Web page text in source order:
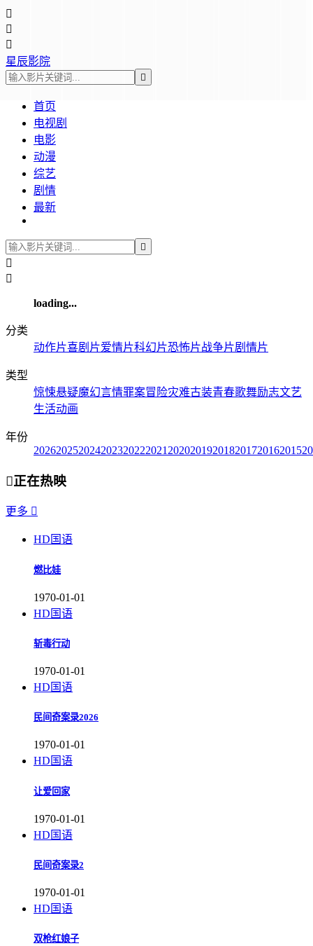



星辰影院

首页
电视剧
电影
动漫
综艺
剧情
最新



loading...
分类
动作片喜剧片爱情片科幻片恐怖片战争片剧情片
类型
惊悚悬疑魔幻言情罪案冒险灾难古装青春歌舞励志文艺
生活动画
年份
202620252024202320222021 202020192018201720162015
正在热映
更多 
HD国语
燃比娃
1970-01-01
HD国语
斩毒行动
1970-01-01
HD国语
民间奇案录2026
1970-01-01
HD国语
让爱回家
1970-01-01
HD国语
民间奇案录2
1970-01-01
HD国语
双枪红娘子